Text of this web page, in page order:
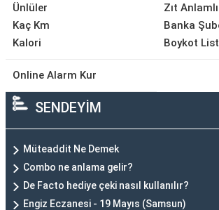
Ünlüler
Kaç Km
Kalori
Zıt
Banka
Boykot
Online Alarm Kur
SENDEYİM
Müteaddit Ne Demek
Combo ne anlama gelir?
De Facto hediye çeki nasıl kullanılır?
Engiz Eczanesi - 19 Mayıs (Samsun)